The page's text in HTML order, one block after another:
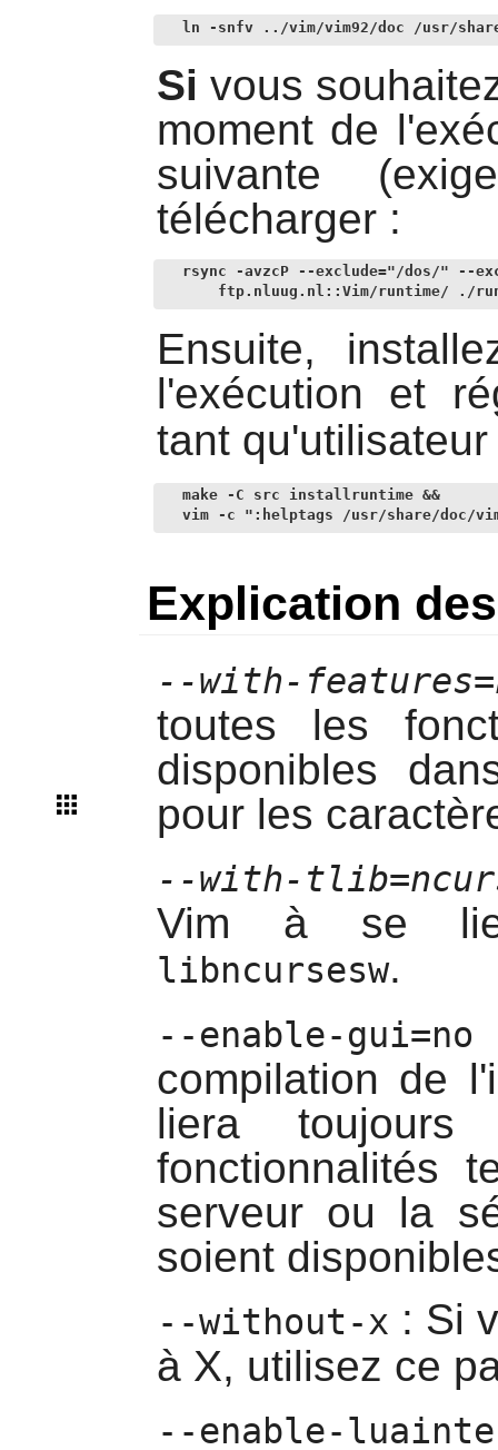
ln -snfv ../vim/vim92/doc /usr/
Si vous
moment de
suivante
télécharger :
rsync -avzcP --exclude="/dos/" --
ftp.nluug.nl::Vim/runtime/ ./
Ensuite,
l'exécution et
tant
make -C src installruntime &&
vim -c ":helptags /usr/share/doc/
Explication
--with-
toutes les
disponibles
pour les
--with-
Vim à se
libncursesw.
--enable-gui=no
compilation de
liera
fonctionnalités
serveur ou la
soient
--without-x : Si
à X, utilisez ce
--enable-